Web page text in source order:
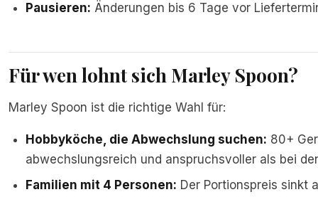
Pausieren: Änderungen bis 6 Tage vor
Für wen lohnt sich Marley Spoon?
Marley Spoon ist die richtige Wahl für:
Hobbyköche, die Abwechslung suchen: 80+
abwechslungsreich und anspruchsvoller als bei
Familien mit 4 Personen: Der Portionspreis sinkt